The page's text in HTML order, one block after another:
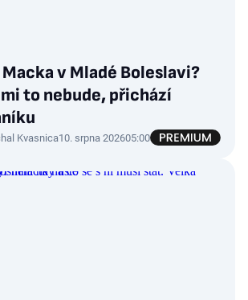
Macka v Mladé Boleslavi?
to nebude, přichází
Kvasnica10. srpna 202605:00